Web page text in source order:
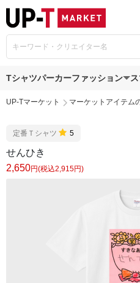
Tシャツパーカーファッション
UP-Tマーケット マーケットアイテム
定番Ｔシャツ 5
せんひき
2,650円(税込2,915円)